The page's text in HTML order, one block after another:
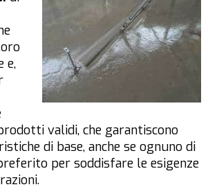
e,
validi, che garantiscono
di base, anche se ognuno di
per soddisfare le esigenze